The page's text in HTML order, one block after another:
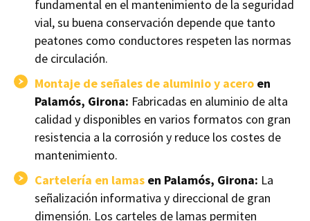
fundamental en el mantenimiento de la seguridad
vial, su buena conservación depende que tanto
peatones como conductores respeten las normas
de circulación.
Montaje de señales de aluminio y acero en
Palamós, Girona: Fabricadas en aluminio de alta
calidad y disponibles en varios formatos con gran
resistencia a la corrosión y reduce los costes de
mantenimiento.
Cartelería en lamas en Palamós, Girona: La
señalización informativa y direccional de gran
dimensión. Los carteles de lamas permiten